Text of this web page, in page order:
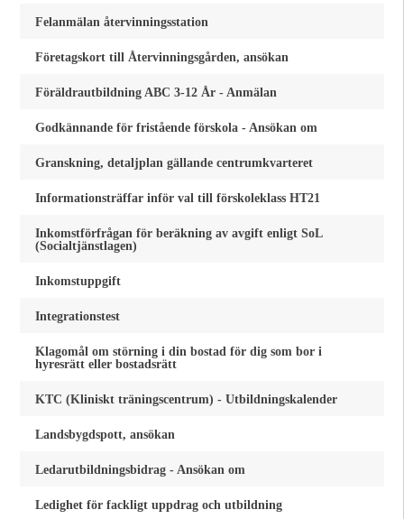
Felanmälan återvinningsstation
Företagskort till Återvinningsgården, ansökan
Föräldrautbildning ABC 3-12 År - Anmälan
Godkännande för fristående förskola - Ansökan om
Granskning, detaljplan gällande centrumkvarteret
Informationsträffar inför val till förskoleklass HT21
Inkomstförfrågan för beräkning av avgift enligt SoL
(Socialtjänstlagen)
Inkomstuppgift
Integrationstest
Klagomål om störning i din bostad för dig som bor i
hyresrätt eller bostadsrätt
KTC (Kliniskt träningscentrum) - Utbildningskalender
Landsbygdspott, ansökan
Ledarutbildningsbidrag - Ansökan om
Ledighet för fackligt uppdrag och utbildning